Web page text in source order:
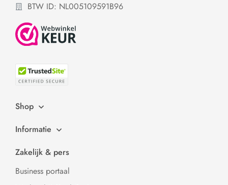
BTW ID: NL005109591B96
Shop
Informatie
Zakelijk & pers
Business portaal